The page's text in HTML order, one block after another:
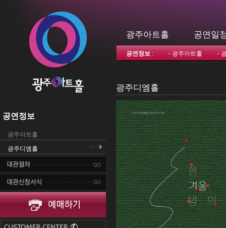
공연정보
광주아트홀
광주디엠홀
광주아트홀 공연일
공연정보 : · 광주아트홀 ·
광주디엠홀